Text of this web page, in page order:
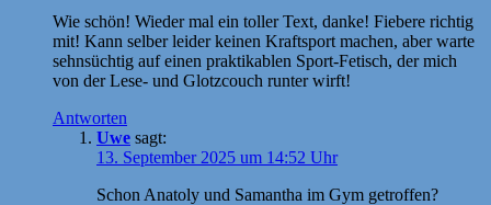
Wie schön! Wieder mal ein toller Text, danke! Fiebere richtig
mit! Kann selber leider keinen Kraftsport machen, aber warte
sehnsüchtig auf einen praktikablen Sport-Fetisch, der mich
von der Lese- und Glotzcouch runter wirft!
Antworten
Uwe sagt:
13. September 2025 um 14:52 Uhr
Schon Anatoly und Samantha im Gym getroffen?